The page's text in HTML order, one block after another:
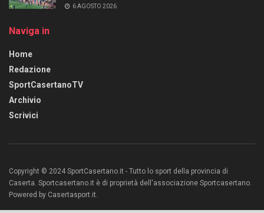
6 AGOSTO 2026
Naviga in
Home
Redazione
SportCasertanoTV
Archivio
Scrivici
Copyright © 2024 SportCasertano.it - Tutto lo sport della provincia di
Caserta. Sportcasertano.it è di proprietà dell'associazione Sportcasertano.
Powered by Casertasport.it.